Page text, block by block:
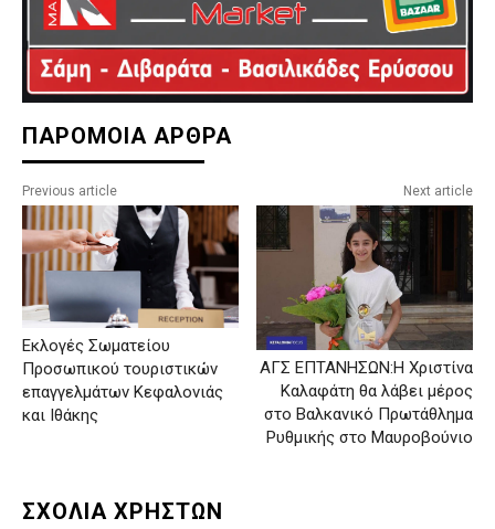
ΠΑΡΟΜΟΙΑ ΑΡΘΡΑ
Previous article
Εκλογές Σωματείου
Προσωπικού τουριστικών
επαγγελμάτων Κεφαλονιάς
και Ιθάκης
Next article
ΑΓΣ ΕΠΤΑΝΗΣΩΝ:Η Χριστίνα
Καλαφάτη θα λάβει μέρος
στο Βαλκανικό Πρωτάθλημα
Ρυθμικής στο Μαυροβούνιο
ΣΧΟΛΙΑ ΧΡΗΣΤΩΝ